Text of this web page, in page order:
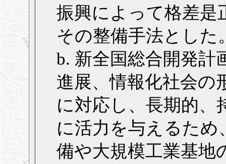
振興によって格差是
その整備手法とした
b. 新全国総合開発計
進展、情報化社会の
に対応し、長期的、
に活力を与えるた
備や大規模工業基地